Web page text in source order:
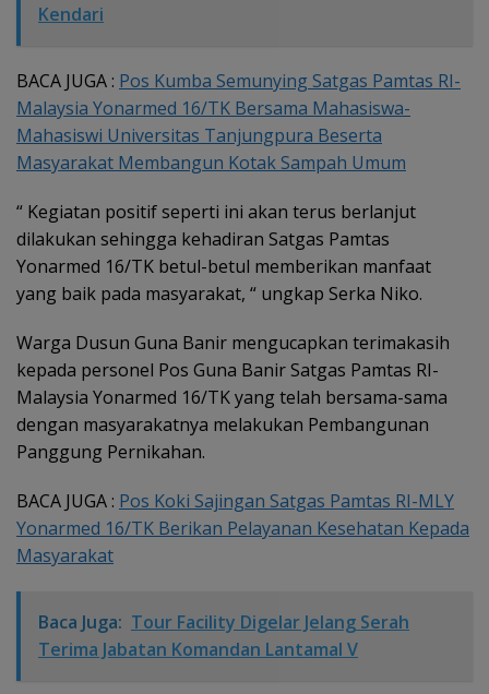
Kendari
BACA JUGA : Pos Kumba Semunying Satgas Pamtas RI-
Malaysia Yonarmed 16/TK Bersama Mahasiswa-
Mahasiswi Universitas Tanjungpura Beserta
Masyarakat Membangun Kotak Sampah Umum
“ Kegiatan positif seperti ini akan terus berlanjut
dilakukan sehingga kehadiran Satgas Pamtas
Yonarmed 16/TK betul-betul memberikan manfaat
yang baik pada masyarakat, “ ungkap Serka Niko.
Warga Dusun Guna Banir mengucapkan terimakasih
kepada personel Pos Guna Banir Satgas Pamtas RI-
Malaysia Yonarmed 16/TK yang telah bersama-sama
dengan masyarakatnya melakukan Pembangunan
Panggung Pernikahan.
BACA JUGA : Pos Koki Sajingan Satgas Pamtas RI-MLY
Yonarmed 16/TK Berikan Pelayanan Kesehatan Kepada
Masyarakat
Baca Juga: Tour Facility Digelar Jelang Serah
Terima Jabatan Komandan Lantamal V